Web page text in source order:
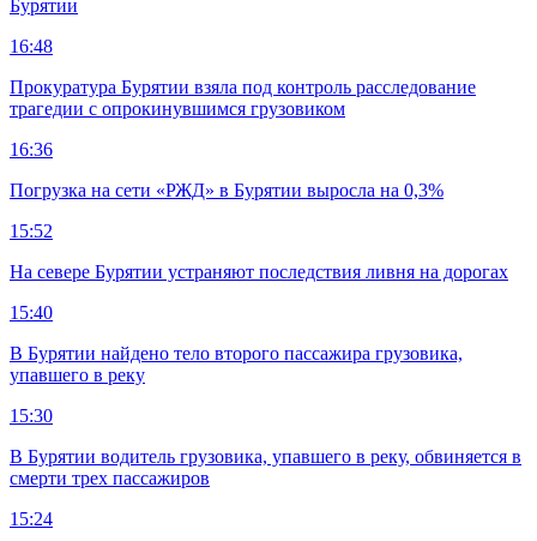
Бурятии
16:48
Прокуратура Бурятии взяла под контроль расследование
трагедии с опрокинувшимся грузовиком
16:36
Погрузка на сети «РЖД» в Бурятии выросла на 0,3%
15:52
На севере Бурятии устраняют последствия ливня на дорогах
15:40
В Бурятии найдено тело второго пассажира грузовика,
упавшего в реку
15:30
В Бурятии водитель грузовика, упавшего в реку, обвиняется в
смерти трех пассажиров
15:24